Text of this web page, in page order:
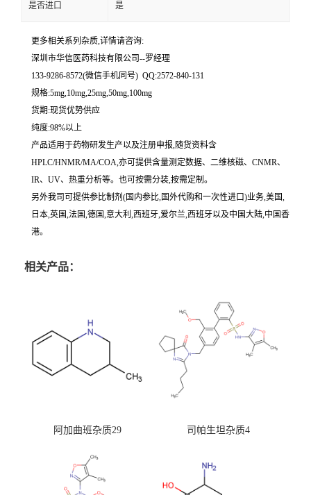
是否进口 是
更多相关系列杂质,详情请咨询:
深圳市华信医药科技有限公司--罗经理
133-9286-8572(微信手机同号) QQ:2572-840-131
规格:5mg,10mg,25mg,50mg,100mg
货期:现货优势供应
纯度:98%以上
产品适用于药物研发生产以及注册申报,随货资料含
HPLC/HNMR/MA/COA,亦可提供含量测定数据、二维核磁、CNMR、
IR、UV、热重分析等。也可按需分装,按需定制。
另外我司可提供参比制剂(国内参比,国外代购和一次性进口)业务,美国,
日本,英国,法国,德国,意大利,西班牙,爱尔兰,西班牙以及中国大陆,中国香
港。
相关产品：
阿加曲班杂质29 司帕生坦杂质4